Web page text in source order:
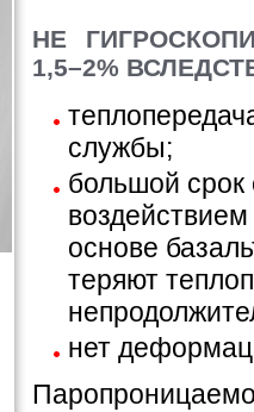
НЕ
1,5–2%
службы;
большой
основе
теряют
нет